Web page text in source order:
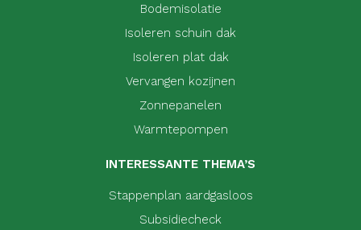
Bodemisolatie
Isoleren schuin dak
Isoleren plat dak
Vervangen kozijnen
Zonnepanelen
Warmtepompen
INTERESSANTE THEMA’S
Stappenplan aardgasloos
Subsidiecheck